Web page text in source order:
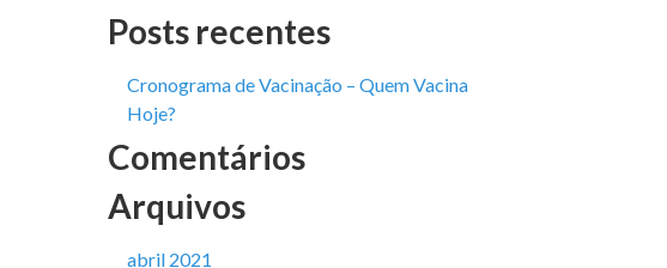
Posts recentes
Cronograma de Vacinação – Quem Vacina
Hoje?
Comentários
Arquivos
abril 2021